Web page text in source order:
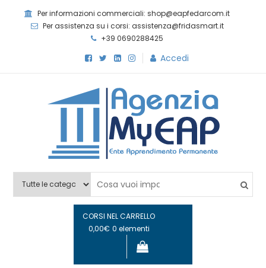
Per informazioni commerciali: shop@eapfedarcom.it
Per assistenza su i corsi: assistenza@fridasmart.it
+39 0690288425
Accedi
Agenzia MyEAP
CORSI NEL CARRELLO
0,00€ 0 elementi